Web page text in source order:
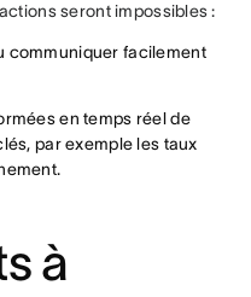
seront impossibles :
communiquer facilement
en temps réel de
par exemple les taux
à